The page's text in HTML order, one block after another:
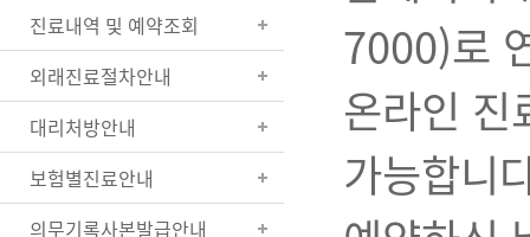
진료내역 및 예약조회
외래진료절차안내
대리처방안내
보험별진료안내
의무기록사본발급안내
7000)로
온라인 진
가능합니